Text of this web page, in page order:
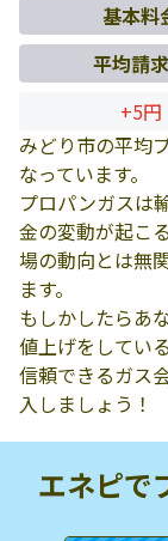
基本料
平均請
+5円
みどり市の平均
なっています。
プロパンガスは
金の変動が起こ
場の動向とは無
ます。
もしかしたらあ
値上げをしてい
信頼できるガス
入しましょう！
エネピで